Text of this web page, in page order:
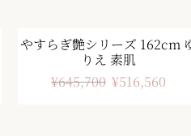
-20%
やすらぎ艶シリーズ 162cm
りえ 素肌
¥645,700 ¥516,560